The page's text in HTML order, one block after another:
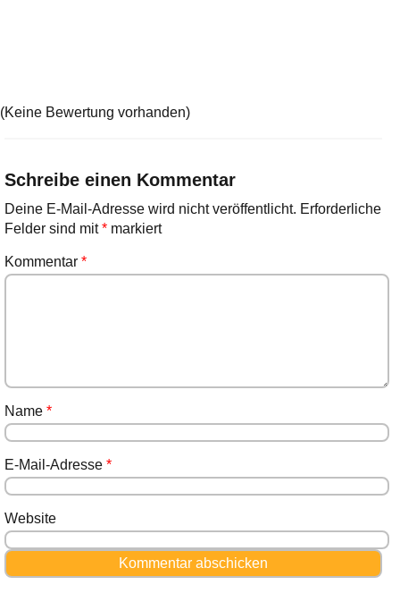
(Keine Bewertung vorhanden)
Schreibe einen Kommentar
Deine E-Mail-Adresse wird nicht veröffentlicht. Erforderliche
Felder sind mit*markiert
Kommentar *
Name *
E-Mail-Adresse *
Website